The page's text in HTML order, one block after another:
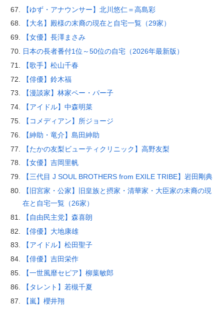
【ゆず・アナウンサー】北川悠仁＝高島彩
【大名】殿様の末裔の現在と自宅一覧（29家）
【女優】長澤まさみ
日本の長者番付1位～50位の自宅（2026年最新版）
【歌手】松山千春
【俳優】鈴木福
【漫談家】林家ペー・パー子
【アイドル】中森明菜
【コメディアン】所ジョージ
【紳助・竜介】島田紳助
【たかの友梨ビューティクリニック】高野友梨
【女優】吉岡里帆
【三代目 J SOUL BROTHERS from EXILE TRIBE】岩田剛典
【旧宮家・公家】旧皇族と摂家・清華家・大臣家の末裔の現
在と自宅一覧（26家）
【自由民主党】森喜朗
【俳優】大地康雄
【アイドル】松田聖子
【俳優】吉田栄作
【一世風靡セピア】柳葉敏郎
【タレント】若槻千夏
【嵐】櫻井翔